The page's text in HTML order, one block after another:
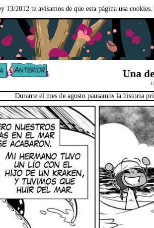
2012 te avisamos de que esta página usa
Una
Durante el mes de agosto pausamos la historia